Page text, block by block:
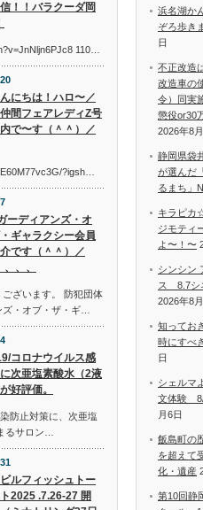
！！バラクーダ岡
110…
にちは！ハロ〜／
間フェアレディZ号
で〜す（＾＾）／
?igsh…
ーディアンズ・オ
ギャラクシー会員
です（＾＾）／
、、
ざいます。 防犯団体
・オブ・ザ・ギ…
コロナウイルス感
次亜塩素酸水（2液
好評価。
防止対策に、次亜塩
るサロン…
ルフィッシュトー
2025 .7.26-27 開
浜名湖か
ぞろ歩き
日
不正改造
改造車の
令）同実
懲役or30
2026年8
静岡県袋
が選んだ
るまち」
キラピカ
ジモティ
よ〜！〜
シンシン
ス 8.7シ
2026年8
知ってお
時にすべ
日
シェルマ
文体験
月6日
飯島町の
を超えて
化・遺産
第10回静